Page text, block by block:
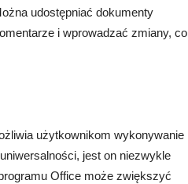
udostępniać dokumenty
i wprowadzać zmiany, co
użytkownikom wykonywanie
jest on niezwykle
Office może zwiększyć